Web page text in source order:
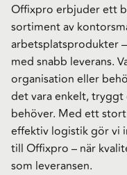
Offixpro erbjuder ett
sortiment av
arbetsplatsprodukter
med snabb leverans.
organisation eller
det vara enkelt,
behöver. Med ett
effektiv logistik gör vi
till Offixpro – när
som leveransen.